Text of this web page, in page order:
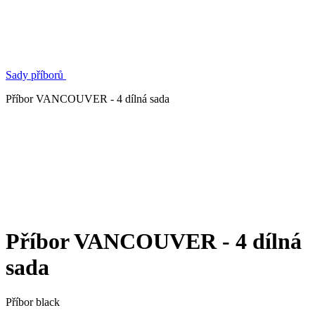
Sady příborů
Příbor VANCOUVER - 4 dílná sada
Příbor VANCOUVER - 4 dílná
sada
Příbor black